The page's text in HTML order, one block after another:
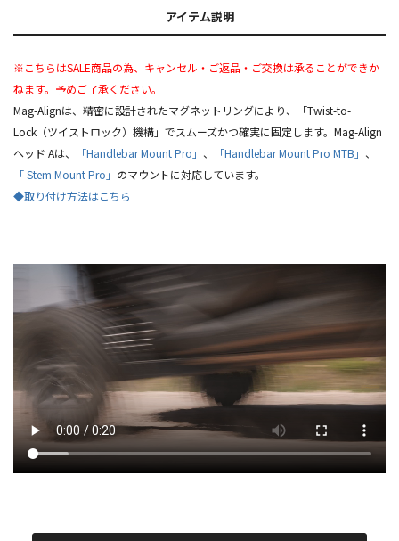
アイテム説明
※こちらはSALE商品の為、キャンセル・ご返品・ご交換は承ることができか
ねます。予めご了承ください。
Mag-Alignは、精密に設計されたマグネットリングにより、「Twist-to-
Lock（ツイストロック）機構」でスムーズかつ確実に固定します。Mag-Align
ヘッド Aは、
「Handlebar Mount Pro」 、 「Handlebar Mount Pro MTB」 、
「 Stem Mount Pro」 のマウントに対応しています。
◆取り付け方法はこちら